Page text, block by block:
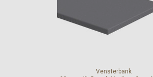
Vensterbank